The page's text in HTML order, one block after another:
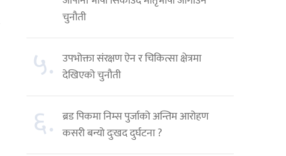
चुनौती
५. उपभोक्ता संरक्षण ऐन र चिकित्सा क्षेत्रमा
देखिएको चुनौती
६. ब्रड पिकमा निम्स पुर्जाको अन्तिम आरोहण
कसरी बन्यो दुःखद दुर्घटना ?